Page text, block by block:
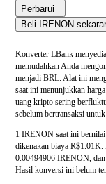
Perbarui
Beli IRENON
Konverter LBank
memudahkan Anda
menjadi BRL. Alat ini
saat ini menunjukkan
uang kripto sering
sebelum bertransaksi
1 IRENON saat ini
dikenakan biaya
0.00494906 IRENON,
Hasil konversi ini belum